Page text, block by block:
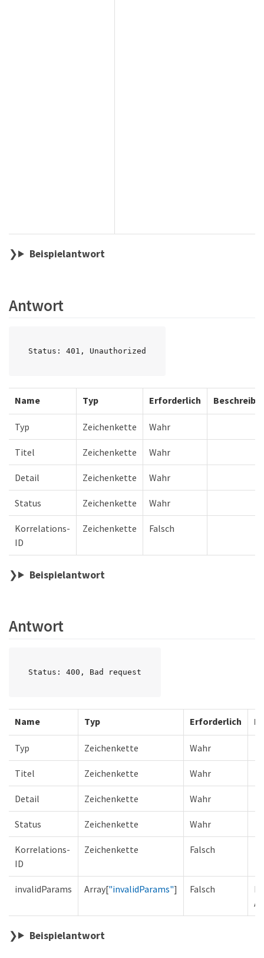
Beispielantwort
Antwort
Status: 401, Unauthorized
Name Typ Erforderlich
Typ Zeichenkette Wahr
Titel Zeichenkette Wahr
Detail Zeichenkette Wahr
Status Zeichenkette Wahr
Korrelations-
ID
Zeichenkette Falsch
Beispielantwort
Antwort
Status: 400, Bad request
Name Typ Erforderlich
Typ Zeichenkette Wahr
Titel Zeichenkette Wahr
Detail Zeichenkette Wahr
Status Zeichenkette Wahr
Korrelations-
ID
Zeichenkette Falsch
invalidParams Array["invalidParams"] Falsch
Beispielantwort